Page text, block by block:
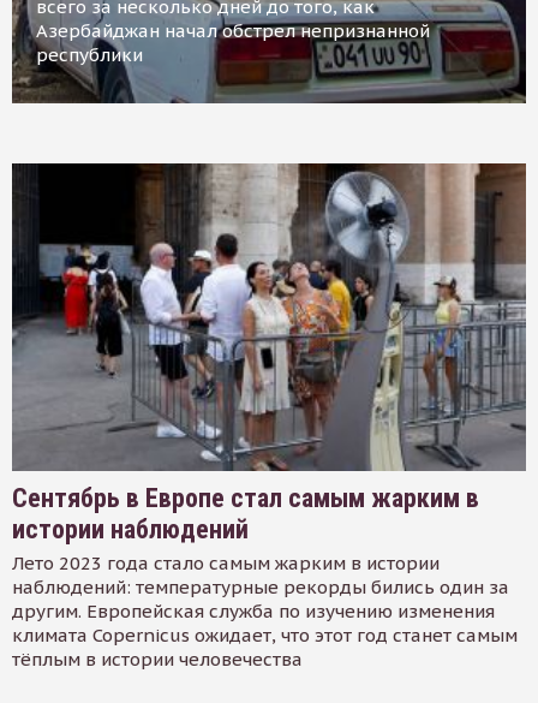
всего за несколько дней до того, как
Азербайджан начал обстрел непризнанной
республики
Сентябрь в Европе стал самым жарким в
истории наблюдений
Лето 2023 года стало самым жарким в истории
наблюдений: температурные рекорды бились один за
другим. Европейская служба по изучению изменения
климата Copernicus ожидает, что этот год станет самым
тёплым в истории человечества